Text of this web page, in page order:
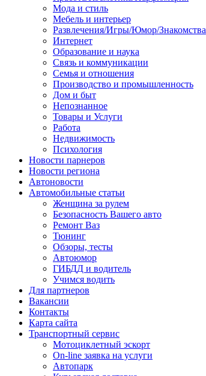
Мода и стиль
Мебель и интерьер
Развлечения/Игры/Юмор/Знакомства
Интернет
Образование и наука
Связь и коммуникации
Семья и отношения
Производство и промышленность
Дом и быт
Непознанное
Товары и Услуги
Работа
Недвижимость
Психология
Новости парнеров
Новости региона
Автоновости
Автомобильные статьи
Женщина за рулем
Безопасность Вашего авто
Ремонт Ваз
Тюнинг
Обзоры, тесты
Автоюмор
ГИБДД и водитель
Учимся водить
Для партнеров
Вакансии
Контакты
Карта сайта
Транспортный сервис
Мотоциклетный эскорт
On-line заявка на услуги
Автопарк